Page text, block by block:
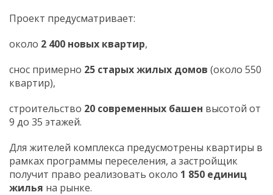
Проект предусматривает:
около 2 400 новых квартир,
снос примерно 25 старых жилых домов (около 550
квартир),
строительство 20 современных башен высотой от
9 до 35 этажей.
Для жителей комплекса предусмотрены квартиры в
рамках программы переселения, а застройщик
получит право реализовать около 1 850 единиц
жилья на рынке.